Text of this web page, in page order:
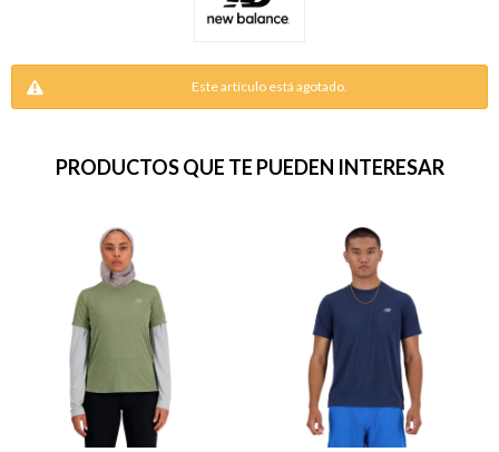
Este artículo está agotado.
PRODUCTOS QUE TE PUEDEN INTERESAR